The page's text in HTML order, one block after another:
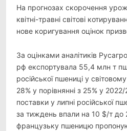
На прогнозах скорочення
квітні-травні світові
нове коригування оцінок
За оцінками аналітиків
рф експортувала 55,4 млн т
російської пшениці у
28% у порівнянні з 25% у
поставки у липні російської
за тиждень впали на 10 $/т до
французьку пшеницю